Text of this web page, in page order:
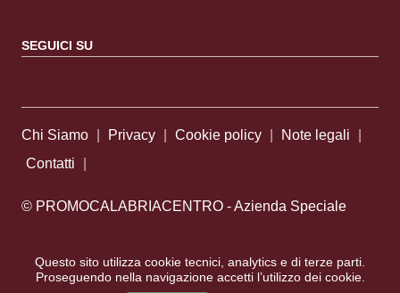
Questo sito utilizza cookie tecnici, analytics e di terze parti.
Proseguendo nella navigazione accetti l’utilizzo dei cookie.
SEGUICI SU
Sezione Link Utili
Chi Siamo Privacy Cookie policy Note legali
Contatti
© PROMOCALABRIACENTRO - Azienda Speciale
Valentia | P.IVA 02630920797